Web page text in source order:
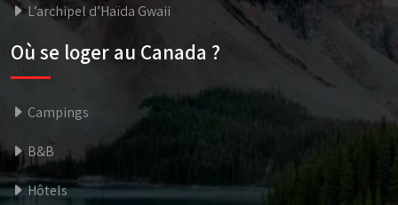
L’archipel d’Haïda Gwaii
Où se loger au Canada ?
Campings
B&B
Hôtels